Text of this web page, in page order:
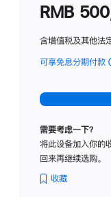
RMB
含增值税及其他法
可享免息分期付款
-
需要考虑一下？
将此设备加入你的
回来再继续选购。
收藏